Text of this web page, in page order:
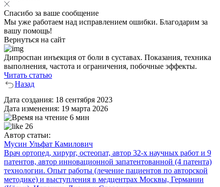
Спасибо за ваше сообщение
Мы уже работаем над исправлением ошибки. Благодарим за
вашу помощь!
Вернуться на сайт
Дипроспан инъекция от боли в суставах. Показания, техника
выполнения, частота и ограничения, побочные эффекты.
Читать статью
Назад
Дата создания: 18 сентября 2023
Дата изменения: 19 марта 2026
6 мин
26
Автор статьи:
Мусин Ульфат Камилович
Врач ортопед, хирург, остеопат, автор 32-х научных работ и 9
патентов, автор инновационной запатентованной (4 патента)
технологии. Опыт работы (лечение пациентов по авторской
методике) и выступления в медцентрах Москвы, Германии